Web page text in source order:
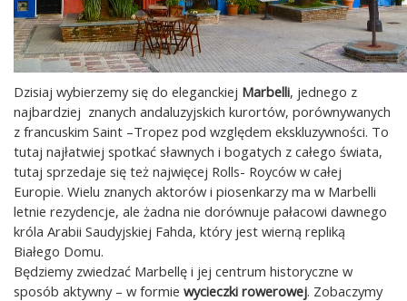
Dzisiaj wybierzemy się do eleganckiej Marbelli, jednego z
najbardziej znanych andaluzyjskich kurortów, porównywanych
z francuskim Saint –Tropez pod względem ekskluzywności. To
tutaj najłatwiej spotkać sławnych i bogatych z całego świata,
tutaj sprzedaje się też najwięcej Rolls- Royców w całej
Europie. Wielu znanych aktorów i piosenkarzy ma w Marbelli
letnie rezydencje, ale żadna nie dorównuje pałacowi dawnego
króla Arabii Saudyjskiej Fahda, który jest wierną repliką
Białego Domu.
Będziemy zwiedzać Marbellę i jej centrum historyczne w
sposób aktywny – w formie wycieczki rowerowej. Zobaczymy